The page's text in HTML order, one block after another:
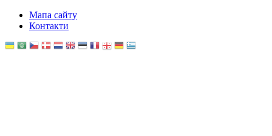
Мапа сайту
Контакти